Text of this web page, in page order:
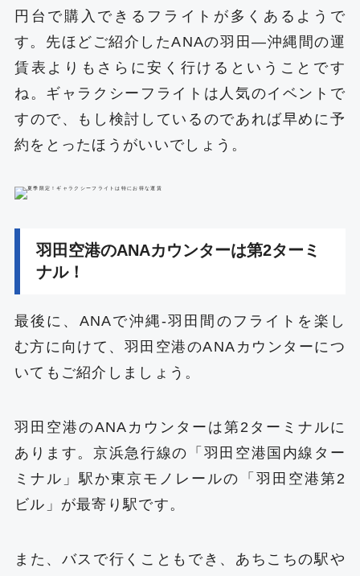
円台で購入できるフライトが多くあるようで
す。先ほどご紹介したANAの羽田―沖縄間の運
賃表よりもさらに安く行けるということです
ね。ギャラクシーフライトは人気のイベントで
すので、もし検討しているのであれば早めに予
約をとったほうがいいでしょう。
羽田空港のANAカウンターは第2ターミ
ナル！
最後に、ANAで沖縄‐羽田間のフライトを楽し
む方に向けて、羽田空港のANAカウンターにつ
いてもご紹介しましょう。
羽田空港のANAカウンターは第2ターミナルに
あります。京浜急行線の「羽田空港国内線ター
ミナル」駅か東京モノレールの「羽田空港第2
ビル」が最寄り駅です。
また、バスで行くこともでき、あちこちの駅や